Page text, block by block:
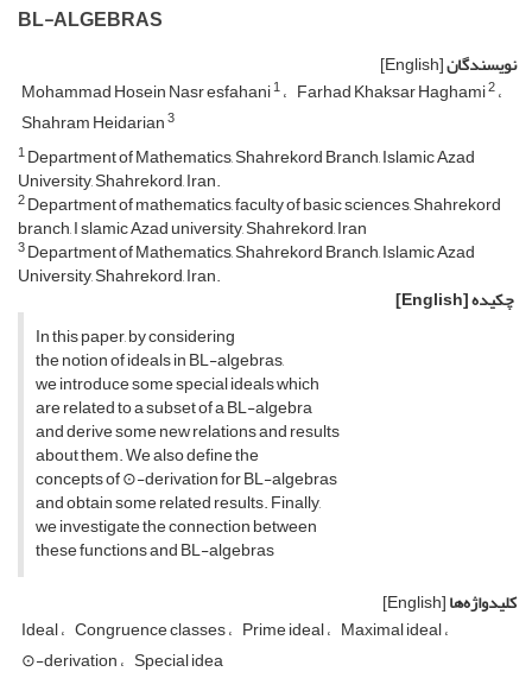
BL-ALGEBRAS
نویسندگان[English]
Mohammad Hosein Nasr esfahani1 Farhad Khaksar Haghami2
Shahram Heidarian3
1Department of Mathematics, Shahrekord Branch, Islamic Azad
University, Shahrekord, Iran.
2Department of mathematics, faculty of basic sciences, Shahrekord
branch, I slamic Azad university, Shahrekord, Iran
3Department of Mathematics, Shahrekord Branch, Islamic Azad
University, Shahrekord, Iran.
چکیده[English]
In this paper, by considering
the notion of ideals in BL-algebras,
we introduce some special ideals which
are related to a subset of a BL-algebra
and derive some new relations and results
about them. We also define the
concepts of ⊙-derivation for BL-algebras
and obtain some related results. Finally,
we investigate the connection between
these functions and BL-algebras
کلیدواژه‌ها[English]
Ideal Congruence classes Prime ideal Maximal ideal
⊙-derivation Special idea